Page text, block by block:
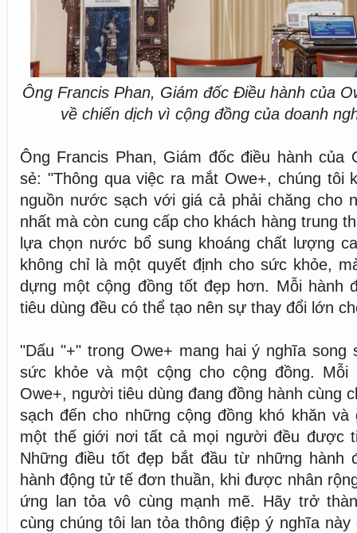
Ông Francis Phan, Giám đốc Điều hành của
về chiến dịch vì cộng đồng của doanh
Ông Francis Phan, Giám đốc điều hành của
sẻ: "Thông qua việc ra mắt Owe+, chúng tôi
nguồn nước sạch với giá cả phải chăng cho
nhất mà còn cung cấp cho khách hàng trung
lựa chọn nước bổ sung khoáng chất lượng
không chỉ là một quyết định cho sức khỏe,
dựng một cộng đồng tốt đẹp hơn. Mỗi hành
tiêu dùng đều có thể tạo nên sự thay đổi lớn
"Dấu "+" trong Owe+ mang hai ý nghĩa song
sức khỏe và một cộng cho cộng đồng. Mỗi
Owe+, người tiêu dùng đang đồng hành cùng
sạch đến cho những cộng đồng khó khăn và
một thế giới nơi tất cả mọi người đều được
Những điều tốt đẹp bắt đầu từ những hành
hành động tử tế đơn thuần, khi được nhân
ứng lan tỏa vô cùng mạnh mẽ. Hãy trở
cùng chúng tôi lan tỏa thông điệp ý nghĩa